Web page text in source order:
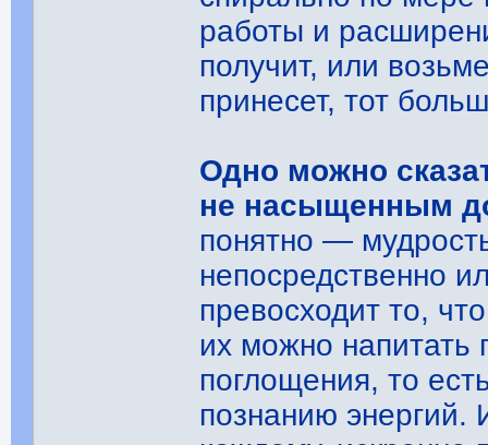
работы и
получит, или
принесет, тот
Одно можно
не насыщенным
понятно ―
непосредственно
превосходит то,
их можно напитать
поглощения, то
познанию энергий.